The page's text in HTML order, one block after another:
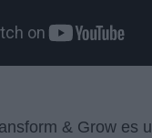
& Grow es